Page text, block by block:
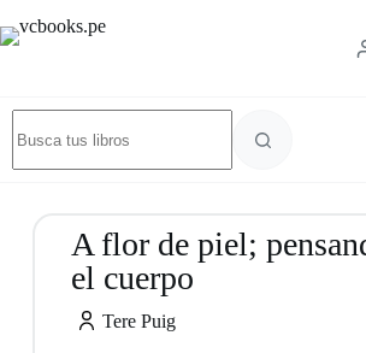
A flor de piel;
el cuerpo
Tere Puig